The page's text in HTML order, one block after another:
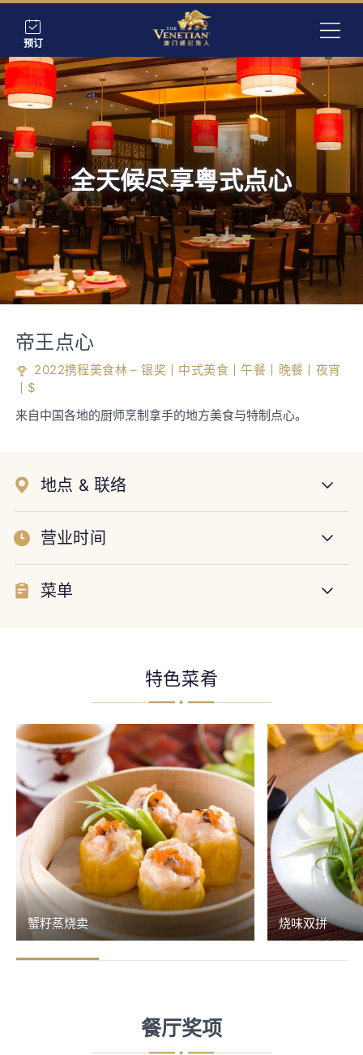
预订
全天候尽享粤式点心
帝王点心
2022携程美食林 – 银奖丨中式美食丨午餐丨晚餐丨夜宵
丨$
来自中国各地的厨师烹制拿手的地方美食与特制点心。
地点 & 联络
营业时间
菜单
特色菜肴
蟹籽蒸烧卖 烧味双拼
餐厅奖项